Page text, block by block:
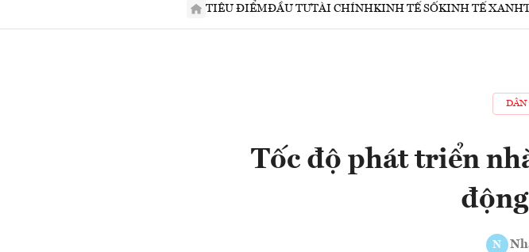
TIÊU ĐIỂMĐẦU TƯTÀI CHÍNHKINH TẾ SỐKINH TẾ XANH
Tốc độ phát triển
N